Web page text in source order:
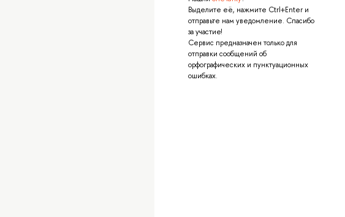
Выделите её, нажмите Ctrl+Enter и
отправьте нам уведомление. Спасибо
за участие!
Сервис предназначен только для
отправки сообщений об
орфографических и пунктуационных
ошибках.